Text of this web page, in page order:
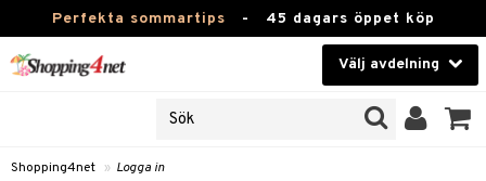
Perfekta sommartips - 45 dagars öppet köp
Välj avdelning
Kontaktlinser
Shopping4net » Logga in